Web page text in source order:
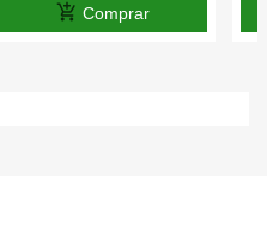
add_shopping_cart Comprar